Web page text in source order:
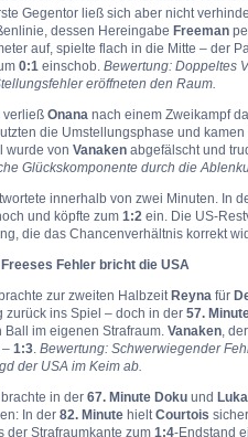
Gegentor ließ sich aber nicht
dessen Hereingabe Freeman
auf, spielte flach in die Mitte – der
0:1 einschob. Bewertung: Doppeltes
eröffneten den Raum.
verließ Onana nach einem Zweikampf
die Umstellungsphase und kamen
wurde von Vanaken abgefälscht und
Glückskomponente durch die
innerhalb von zwei Minuten. In
und köpfte zum 1:2 ein. Die US-
die das Chancenverhältnis korrekt
Fehler bricht die USA
zur zweiten Halbzeit Reyna für
zurück ins Spiel – doch in der 57.
im eigenen Strafraum. Vanaken ,
– 1:3 Bewertung: Schwerwiegender
der USA im Keim ab.
in der 67. Minute Doku und
In der 82. Minute hielt Courtois
der Strafraumkante zum 1:4-Endstand